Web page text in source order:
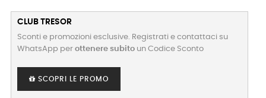
CLUB TRESOR
Sconti e promozioni esclusive. Registrati e contattaci su
WhatsApp per ottenere subito un Codice Sconto
SCOPRI LE PROMO